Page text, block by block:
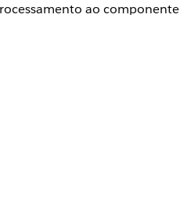
ao componente